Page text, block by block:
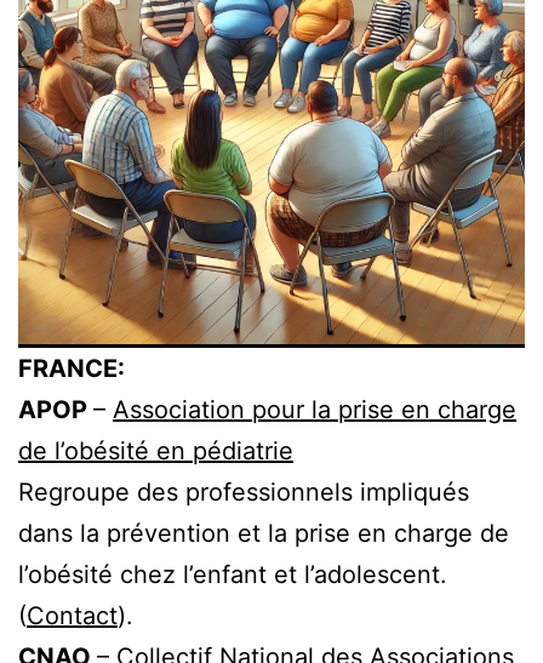
FRANCE:
APOP – Association pour la prise en charge
de l’obésité en pédiatrie
Regroupe des professionnels impliqués
dans la prévention et la prise en charge de
l’obésité chez l’enfant et l’adolescent.
(Contact).
CNAO – Collectif National des Associations